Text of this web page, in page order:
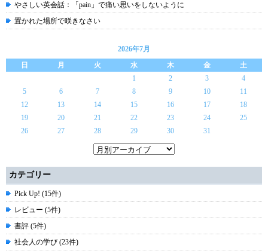
やさしい英会話：「pain」で痛い思いをしないように
置かれた場所で咲きなさい
2026年7月
日
月 火 水 木 金
土
1
2 3
4
5
6 7 8 9 10
11
12
13 14 15 16 17
18
19
20 21 22 23 24
25
26
27 28 29 30 31
カテゴリー
Pick Up! (15件)
レビュー (5件)
書評 (5件)
社会人の学び (23件)